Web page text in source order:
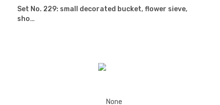
Set No. 229: small decorated bucket, flower sieve,
sho…